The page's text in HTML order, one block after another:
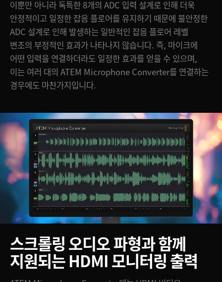
이뿐만 아니라 독특한 8개의 ADC 입력 설계로 인해 더욱
안정적이고 일정한 잡음 플로어를 유지하기 때문에 불안정한
ADC 설계로 인해 발생하는 일반적인 잡음 플로어 레벨
변조의 부정적인 효과가 나타나지 않습니다. 즉, 마이크에
어떤 입력을 연결하더라도 일정한 효과를 얻을 수 있으며,
이는 여러 대의 ATEM Microphone Converter를 연결하는
경우에도 마찬가지입니다.
스크롤링 오디오 파형과 함께
지원되는 HDMI 모니터링 출력